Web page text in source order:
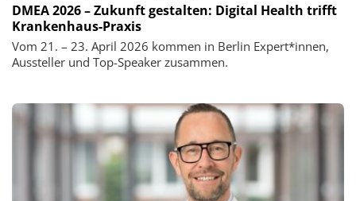
DMEA 2026 – Zukunft gestalten: Digital Health trifft
Krankenhaus-Praxis
Vom 21. – 23. April 2026 kommen in Berlin Expert*innen,
Aussteller und Top-Speaker zusammen.